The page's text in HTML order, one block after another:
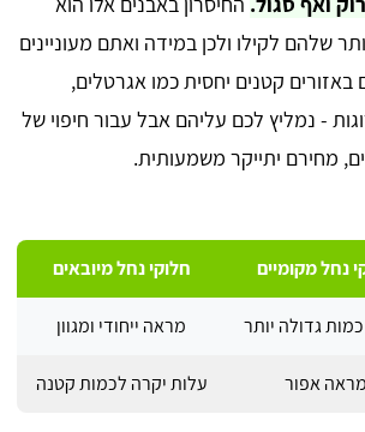
שלהם לקילו ולכן במידה ואתם מעוניינים
קטנים יחסית כמו אגרטלים,
- נמליץ לכם עליהם אבל עבור חיפוי של
מחירם יתייקר משמעותית.
נחל מקומיים חלוקי נחל מיובאים
כמות גדולה יותר מראה ייחודי ומגוון
מראה אפור עלות יקרה לכמות קטנה